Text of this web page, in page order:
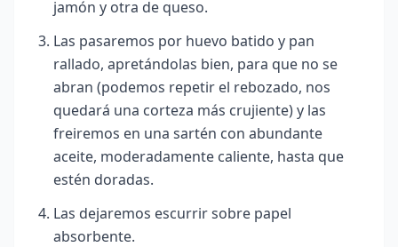
jamón y otra de queso.
Las pasaremos por huevo batido y pan
rallado, apretándolas bien, para que no se
abran (podemos repetir el rebozado, nos
quedará una corteza más crujiente) y las
freiremos en una sartén con abundante
aceite, moderadamente caliente, hasta que
estén doradas.
Las dejaremos escurrir sobre papel
absorbente.